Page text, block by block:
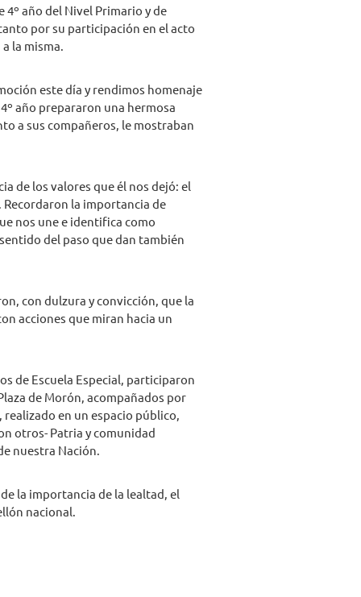
año del Nivel Primario y de
por su participación en el acto
la misma.
este día y rendimos homenaje
año prepararon una hermosa
a sus compañeros, le mostraban
de los valores que él nos dejó: el
la importancia de
nos une e identifica como
del paso que dan también
con dulzura y convicción, que la
acciones que miran hacia un
de Escuela Especial, participaron
de Morón, acompañados por
realizado en un espacio público,
otros- Patria y comunidad
nuestra Nación.
la importancia de la lealtad, el
nacional.